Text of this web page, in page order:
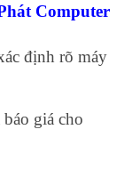
Computer
định rõ máy
giá cho